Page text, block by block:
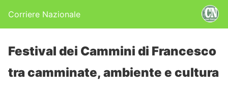
Corriere Nazionale
Festival dei Cammini di Francesco
tra camminate, ambiente e cultura